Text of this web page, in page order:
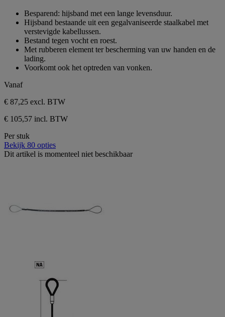
sterren.
Besparend: hijsband met een lange levensduur.
Hijsband bestaande uit een gegalvaniseerde staalkabel met
verstevigde kabellussen.
Bestand tegen vocht en roest.
Met rubberen element ter bescherming van uw handen en de
lading.
Voorkomt ook het optreden van vonken.
Vanaf
€ 87,25 excl. BTW
€ 105,57 incl. BTW
Per stuk
Bekijk 80 opties
Dit artikel is momenteel niet beschikbaar